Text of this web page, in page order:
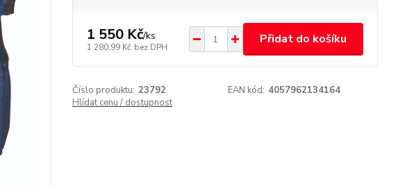
1 550 Kč/ks
1 280,99 Kč bez DPH
Přidat do košíku
Číslo produktu: 23792 EAN kód: 4057962134164
Hlídat cenu / dostupnost